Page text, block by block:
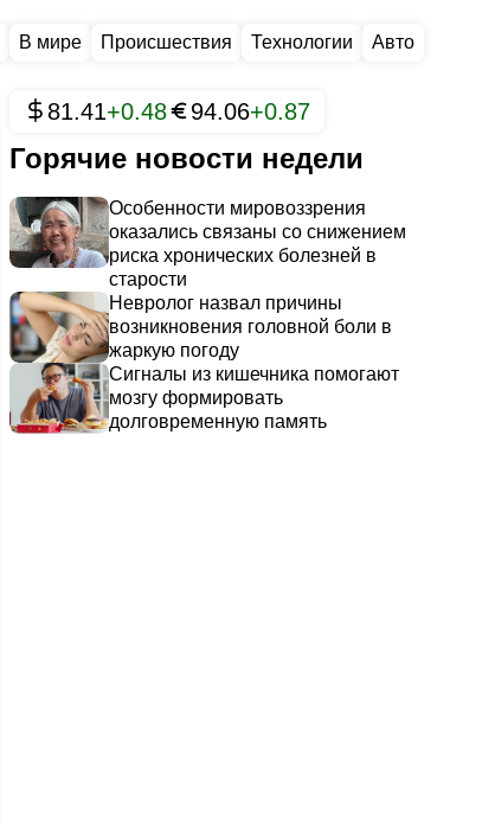
В мире Происшествия Технологии Авто
81.41+0.48 94.06+0.87
Горячие новости недели
Особенности мировоззрения
оказались связаны со снижением
риска хронических болезней в
старости
Невролог назвал причины
возникновения головной боли в
жаркую погоду
Сигналы из кишечника помогают
мозгу формировать
долговременную память